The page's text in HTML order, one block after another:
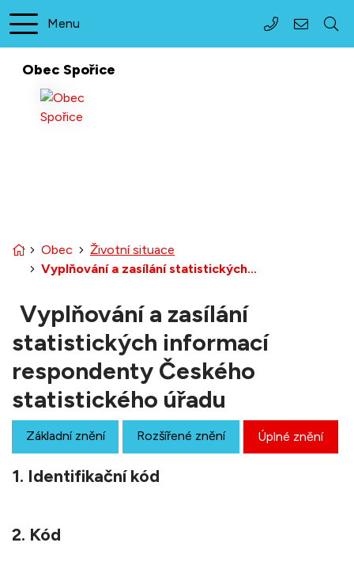
Rovnou na obsah
Menu
+420 474 621
Obec Spořice
Úvodní stránka
Obec
Životní situace
Vyplňování a zasílání statistických...
Vyplňování a zasílání
statistických informací
respondenty Českého
statistického úřadu
Základní znění Rozšířené znění Úplné znění
1. Identifikační kód
2. Kód